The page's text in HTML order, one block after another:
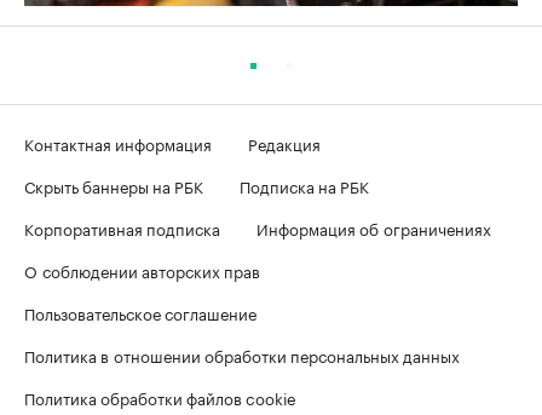
Контактная информация
Редакция
Скрыть баннеры на РБК
Подписка на РБК
Корпоративная подписка
Информация об ограничениях
О соблюдении авторских прав
Пользовательское соглашение
Политика в отношении обработки персональных данных
Политика обработки файлов cookie